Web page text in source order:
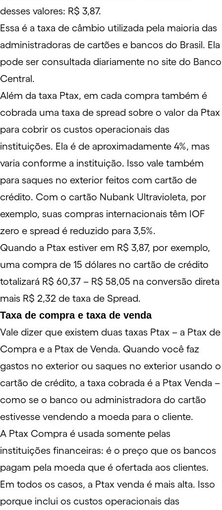
desses valores: R$ 3,87.
Essa é a taxa de câmbio utilizada pela maioria das
administradoras de cartões e bancos do Brasil. Ela
pode ser consultada diariamente no site do Banco
Central.
Além da taxa Ptax, em cada compra também é
cobrada uma taxa de spread sobre o valor da Ptax
para cobrir os custos operacionais das
instituições. Ela é de aproximadamente 4%, mas
varia conforme a instituição. Isso vale também
para saques no exterior feitos com cartão de
crédito. Com o cartão Nubank Ultravioleta, por
exemplo, suas compras internacionais têm IOF
zero e spread é reduzido para 3,5%.
Quando a Ptax estiver em R$ 3,87, por exemplo,
uma compra de 15 dólares no cartão de crédito
totalizará R$ 60,37 – R$ 58,05 na conversão direta
mais R$ 2,32 de taxa de Spread.
Taxa de compra e taxa de venda
Vale dizer que existem duas taxas Ptax – a Ptax de
Compra e a Ptax de Venda. Quando você faz
gastos no exterior ou saques no exterior usando o
cartão de crédito, a taxa cobrada é a Ptax Venda –
como se o banco ou administradora do cartão
estivesse vendendo a moeda para o cliente.
A Ptax Compra é usada somente pelas
instituições financeiras: é o preço que os bancos
pagam pela moeda que é ofertada aos clientes.
Em todos os casos, a Ptax venda é mais alta. Isso
porque inclui os custos operacionais das